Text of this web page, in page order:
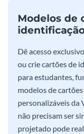
Modelos de
Dê acesso
ou crie cartões de
para estudantes,
modelos de
personalizáveis da
não precisam ser
projetado pode